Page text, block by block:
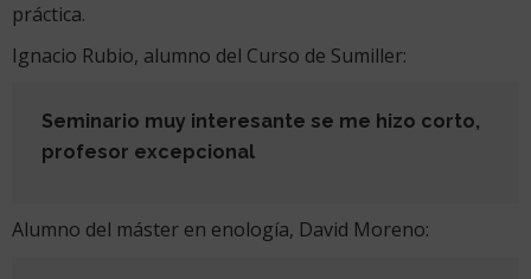
práctica.
Ignacio Rubio, alumno del Curso de Sumiller:
Seminario muy interesante se me hizo corto,
profesor excepcional
Alumno del máster en enología, David Moreno: